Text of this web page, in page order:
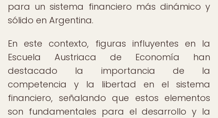
para un sistema financiero más dinámico y
sólido en Argentina.
En este contexto, figuras influyentes en la
Escuela Austriaca de Economía han
destacado la importancia de la
competencia y la libertad en el sistema
financiero, señalando que estos elementos
son fundamentales para el desarrollo y la